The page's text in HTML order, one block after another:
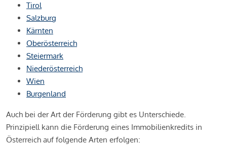
Tirol
Salzburg
Kärnten
Oberösterreich
Steiermark
Niederösterreich
Wien
Burgenland
Auch bei der Art der Förderung gibt es Unterschiede.
Prinzipiell kann die Förderung eines Immobilienkredits in
Österreich auf folgende Arten erfolgen: